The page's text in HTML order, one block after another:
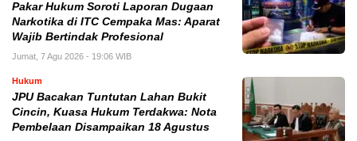
Pakar Hukum Soroti Laporan Dugaan
Narkotika di ITC Cempaka Mas: Aparat
Wajib Bertindak Profesional
Jumat, 7 Agu 2026 - 19:06 WIB
Hukum
JPU Bacakan Tuntutan Lahan Bukit
Cincin, Kuasa Hukum Terdakwa: Nota
Pembelaan Disampaikan 18 Agustus